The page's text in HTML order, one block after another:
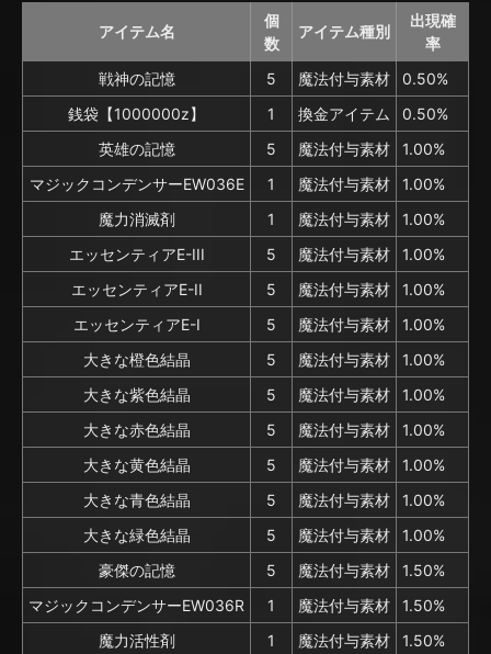
アイテム名
個
数
アイテム種別
出現確
率
戦神の記憶
5 魔法付与素材
0.50%
銭袋【1000000z】
1 換金アイテム
0.50%
英雄の記憶
5 魔法付与素材
1.00%
マジックコンデンサーEW036E
1 魔法付与素材
1.00%
魔力消滅剤
1 魔法付与素材
1.00%
エッセンティアE-III
5 魔法付与素材
1.00%
エッセンティアE-II
5 魔法付与素材
1.00%
エッセンティアE-I
5 魔法付与素材
1.00%
大きな橙色結晶
5 魔法付与素材
1.00%
大きな紫色結晶
5 魔法付与素材
1.00%
大きな赤色結晶
5 魔法付与素材
1.00%
大きな黄色結晶
5 魔法付与素材
1.00%
大きな青色結晶
5 魔法付与素材
1.00%
大きな緑色結晶
5 魔法付与素材
1.00%
豪傑の記憶
5 魔法付与素材
1.50%
マジックコンデンサーEW036R
1 魔法付与素材
1.50%
魔力活性剤
1 魔法付与素材 1.50%